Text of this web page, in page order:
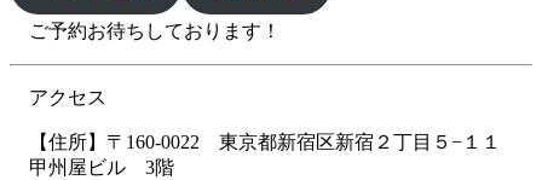
ご予約お待ちしております！
アクセス
【住所】〒160-0022 東京都新宿区新宿２丁目５−１１
甲州屋ビル 3階